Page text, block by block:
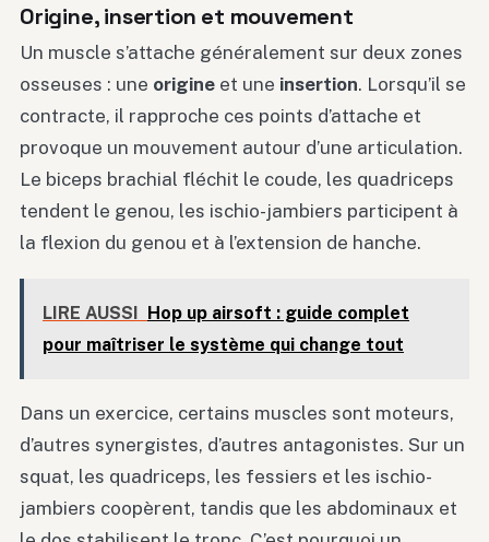
Origine, insertion et mouvement
Un muscle s’attache généralement sur deux zones
osseuses : une origine et une insertion. Lorsqu’il se
contracte, il rapproche ces points d’attache et
provoque un mouvement autour d’une articulation.
Le biceps brachial fléchit le coude, les quadriceps
tendent le genou, les ischio-jambiers participent à
la flexion du genou et à l’extension de hanche.
LIRE AUSSI
Hop up airsoft : guide complet
pour maîtriser le système qui change tout
Dans un exercice, certains muscles sont moteurs,
d’autres synergistes, d’autres antagonistes. Sur un
squat, les quadriceps, les fessiers et les ischio-
jambiers coopèrent, tandis que les abdominaux et